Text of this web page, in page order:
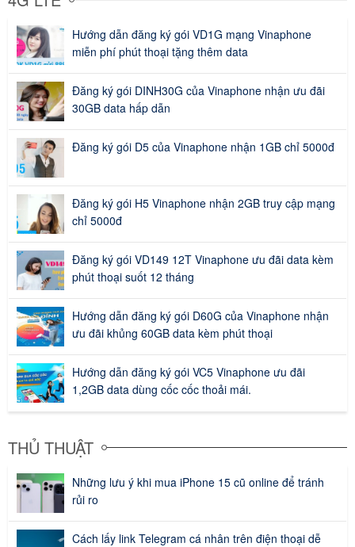
Hướng dẫn đăng ký gói VD1G mạng Vinaphone
miễn phí phút thoại tặng thêm data
Đăng ký gói DINH30G của Vinaphone nhận ưu đãi
30GB data hấp dẫn
Đăng ký gói D5 của Vinaphone nhận 1GB chỉ 5000đ
Đăng ký gói H5 Vinaphone nhận 2GB truy cập mạng
chỉ 5000đ
Đăng ký gói VD149 12T Vinaphone ưu đãi data kèm
phút thoại suốt 12 tháng
Hướng dẫn đăng ký gói D60G của Vinaphone nhận
ưu đãi khủng 60GB data kèm phút thoại
Hướng dẫn đăng ký gói VC5 Vinaphone ưu đãi
1,2GB data dùng cốc cốc thoải mái.
THỦ THUẬT
Những lưu ý khi mua iPhone 15 cũ online để tránh
rủi ro
Cách lấy link Telegram cá nhân trên điện thoại dễ